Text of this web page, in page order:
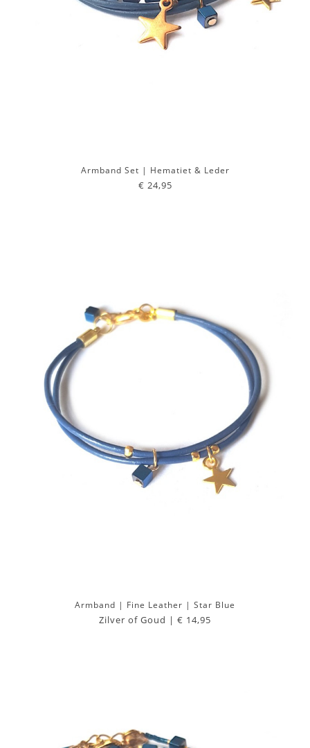
Armband Set | Hematiet & Leder
€ 24,95
Armband | Fine Leather | Star Blue
Zilver of Goud | € 14,95